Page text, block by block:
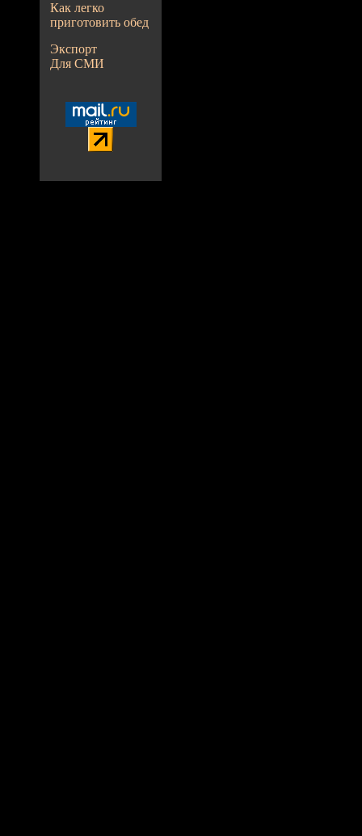
Как легко
приготовить обед
Экспорт
Для СМИ